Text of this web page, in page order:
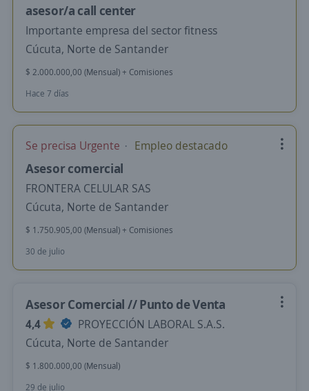
asesor/a call center
Importante empresa del sector fitness
Cúcuta, Norte de Santander
$ 2.000.000,00 (Mensual) + Comisiones
Hace 7 días
Se precisa Urgente Empleo destacado
Asesor comercial
FRONTERA CELULAR SAS
Cúcuta, Norte de Santander
$ 1.750.905,00 (Mensual) + Comisiones
30 de julio
Asesor Comercial // Punto de Venta
4,4
PROYECCIÓN LABORAL S.A.S.
Cúcuta, Norte de Santander
$ 1.800.000,00 (Mensual)
29 de julio